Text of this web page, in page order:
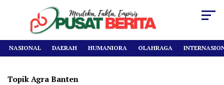
NASIONAL DAERAH HUMANIORA OLAHRAGA
Topik Agra Banten